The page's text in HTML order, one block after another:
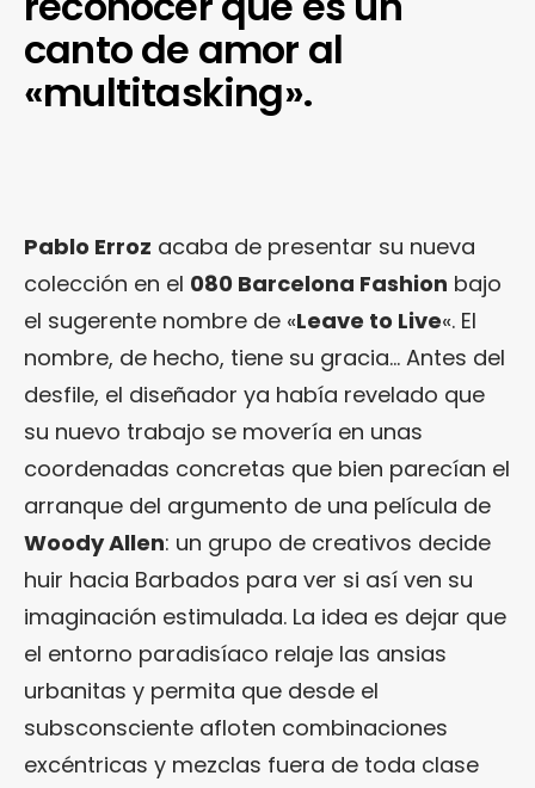
canto de amor al
«multitasking».
Pablo Erroz acaba de presentar su nueva
colección en el 080 Barcelona Fashion bajo
el sugerente nombre de «Leave to Live«. El
nombre, de hecho, tiene su gracia… Antes del
desfile, el diseñador ya había revelado que
su nuevo trabajo se movería en unas
coordenadas concretas que bien parecían el
arranque del argumento de una película de
Woody Allen: un grupo de creativos decide
huir hacia Barbados para ver si así ven su
imaginación estimulada. La idea es dejar que
el entorno paradisíaco relaje las ansias
urbanitas y permita que desde el
subsconsciente afloten combinaciones
excéntricas y mezclas fuera de toda clase